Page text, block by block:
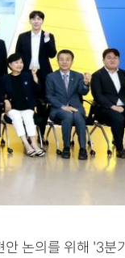
논의를 위해 '3분기